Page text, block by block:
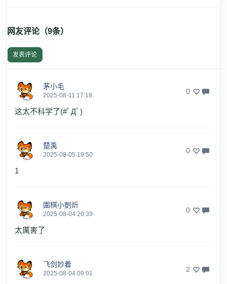
网友评论（9条）
发表评论
茅小毛
2025-08-11 17:18 0
这太不科学了(#ﾟДﾟ)
楚禹
2025-08-05 19:50 0
1
圍棋小剴炘
2025-08-04 20:39 0
太厲害了
飞剑妙着
2025-08-04 09:01 2